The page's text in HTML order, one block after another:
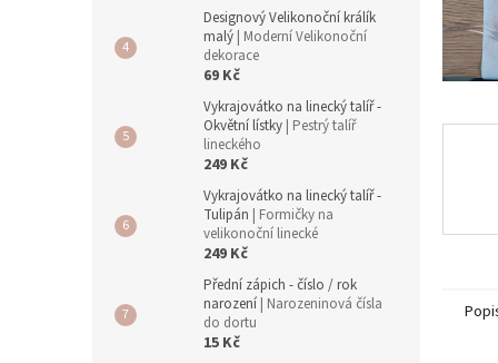
Designový Velikonoční králík
malý | Moderní Velikonoční
dekorace
69 Kč
Vykrajovátko na linecký talíř -
Okvětní lístky | Pestrý talíř
lineckého
249 Kč
Vykrajovátko na linecký talíř -
Tulipán | Formičky na
velikonoční linecké
249 Kč
Přední zápich - číslo / rok
narození | Narozeninová čísla
do dortu
15 Kč